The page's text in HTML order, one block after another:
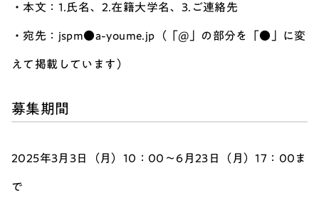
・本文：1.氏名、2.在籍大学名、3.ご連絡先
・宛先：jspm●a-youme.jp（「@」の部分を「●」に変
えて掲載しています）
募集期間
2025年3月3日（月）10：00～6月23日（月）17：00ま
で